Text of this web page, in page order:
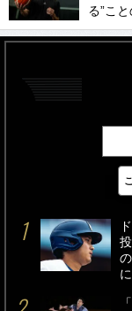
る”こ